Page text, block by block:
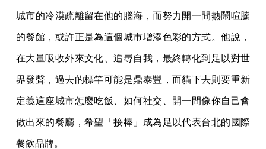
城市的冷漠疏離留在他的腦海，而努力開一間熱鬧喧騰
的餐館，或許正是為這個城市增添色彩的方式。他說，
在大量吸收外來文化、追尋自我，最終轉化到足以對世
界發聲，過去的標竿可能是鼎泰豐，而貓下去則要重新
定義這座城市怎麼吃飯、如何社交、開一間像你自己會
做出來的餐廳，希望「接棒」成為足以代表台北的國際
餐飲品牌。